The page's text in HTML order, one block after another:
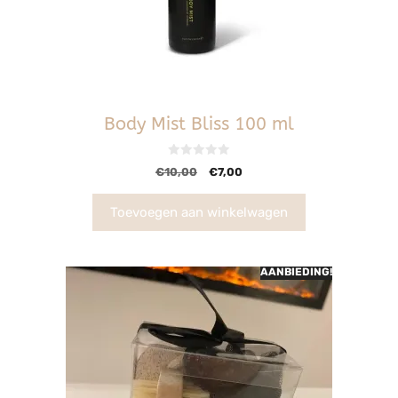
Body Mist Bliss 100 ml
0
v
n
5
€10,00 €7,00
Toevoegen aan winkelwagen
AANBIEDING!